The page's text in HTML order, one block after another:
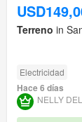
Terreno in
Electricidad
Hace 6 días
NELLY